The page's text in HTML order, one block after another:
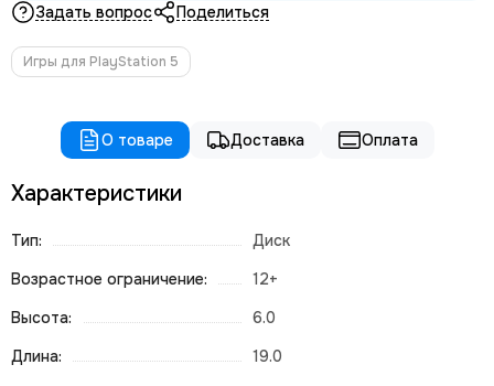
Задать вопрос Поделиться
Игры для PlayStation 5
О товаре Доставка Оплата
Характеристики
Тип:
Диск
Возрастное ограничение:
12+
Высота:
6.0
Длина:
19.0